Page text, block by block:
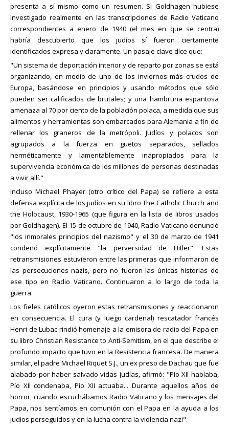
presenta a sí mismo como un resumen. Si Goldhagen hubiese
investigado realmente en las transcripciones de Radio Vaticano
correspondientes a enero de 1940 (el mes en que se centra)
habría descubierto que los judíos sí fueron ciertamente
identificados expresa y claramente. Un pasaje clave dice que:
"Un sistema de deportación interior y de reparto por zonas se está
organizando, en medio de uno de los inviernos más crudos de
Europa, basándose en principios y usando métodos que sólo
pueden ser calificados de brutales; y una hambruna espantosa
amenaza al 70 por ciento de la población polaca, a medida que sus
alimentos y herramientas son embarcados para Alemania a fin de
rellenar los graneros de la metrópoli. Judíos y polacos son
agrupados a la fuerza en guetos separados, sellados
herméticamente y lamentablemente inapropiados para la
supervivencia económica de los millones de personas destinadas
a vivir allí."
Incluso Michael Phayer (otro crítico del Papa) se refiere a esta
defensa explícita de los judíos en su libro The Catholic Church and
the Holocaust, 1930-1965 (que figura en la lista de libros usados
por Goldhagen). El 15 de octubre de 1940, Radio Vaticano denunció
"los inmorales principios del nazismo" y el 30 de marzo de 1941
condenó explícitamente "la perversidad de Hitler". Estas
retransmisiones estuvieron entre las primeras que informaron de
las persecuciones nazis, pero no fueron las únicas historias de
ese tipo en Radio Vaticano. Continuaron a lo largo de toda la
guerra.
Los fieles católicos oyeron estas retransmisiones y reaccionaron
en consecuencia. El cura (y luego cardenal) rescatador francés
Henri de Lubac rindió homenaje a la emisora de radio del Papa en
su libro Christian Resistance to Anti-Semitism, en el que describe el
profundo impacto que tuvo en la Resistencia francesa. De manera
similar, el padre Michael Riquet S.J., un ex preso de Dachau que fue
alabado por haber salvado vidas judías, afirmó: "Pío XII hablaba,
Pío XII condenaba, Pío XII actuaba... Durante aquellos años de
horror, cuando escuchábamos Radio Vaticano y los mensajes del
Papa, nos sentíamos en comunión con el Papa en la ayuda a los
judíos perseguidos y en la lucha contra la violencia nazi".